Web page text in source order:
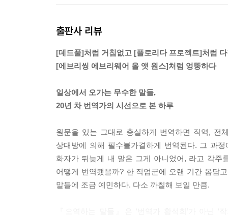
‘오로지 노력’도 아니다. 개화할 정도로 충분히 쌓
이들은 그 어떤 뻔한 문장을 주더라도 오역한다.
는 정역이니까. 이런 집단적인 오역은 방법이 없다.
--- pp.238-239
의도가 악하든, 역하든 요령이 좋은 오역은 혐오
--- p.242
다정한 사람이 훨씬 많다. 다정한 사람이 훨씬 많
주문처럼 중얼대곤 소보로빵을 한입 베어 문다.
출판사 리뷰
[데드풀]처럼 거침없고 [플로리다 프로젝트]처럼
[에브리씽 에브리웨어 올 앳 원스]처럼 엉뚱하다
일상에서 오가는 무수한 말들,
20년 차 번역가의 시선으로 본 하루
원문을 있는 그대로 충실하게 번역하면 직역, 전
상대방에 의해 필수불가결하게 번역된다. 그 과
화자가 뒤늦게 내 말은 그게 아니었어, 라고 각
어떻게 번역됐을까? 한 직업군에 오랜 기간 몸담
말들에 조금 예민하다. 다소 까칠해 보일 만큼.